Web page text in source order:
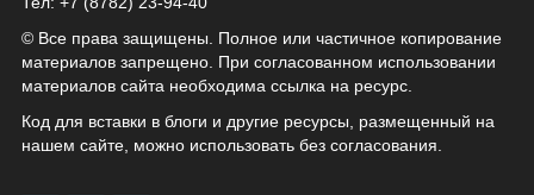
© Все права защищены. Полное или частичное копирование
материалов запрещено. При согласованном использовании
материалов сайта необходима ссылка на ресурс.
Код для вставки в блоги и другие ресурсы, размещенный на
нашем сайте, можно использовать без согласования.